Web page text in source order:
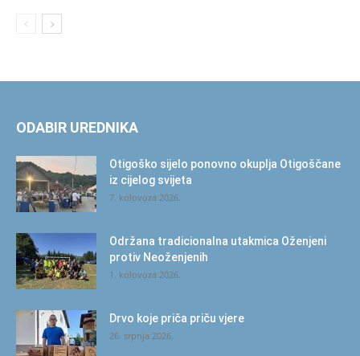
ODABIR UREDNIKA
Otigoško sijelo ponovno okuplja Otigoščane
iz cijelog svijeta
7. kolovoza 2026.
Održana tradicionalna utakmica Oženjeni
protiv Neoženjenih
1. kolovoza 2026.
Drvo koje priča priču vjere
26. srpnja 2026.